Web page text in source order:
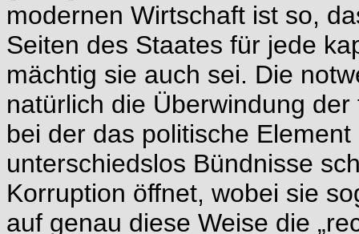
modernen Wirtschaft ist so,
Seiten des Staates für jede
mächtig sie auch sei. Die
natürlich die Überwindung
bei der das politische
unterschiedslos Bündnisse
Korruption öffnet, wobei sie
auf genau diese Weise die